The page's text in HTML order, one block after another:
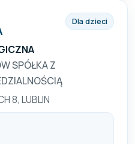
SPÓŁKA Z
8, LUBLIN
Dla dzieci